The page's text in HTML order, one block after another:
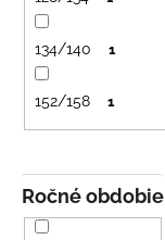
Ročné obdobie
134/140 1
152/158 1
DETSKÁ
LETNÁ